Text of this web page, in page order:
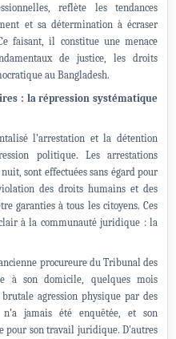
reflète les tendances
et sa détermination à écraser
faisant, il constitue une menace
de justice, les droits
au Bangladesh.
: la répression systématique
l’arrestation et la détention
politique. Les arrestations
sont effectuées sans égard pour
des droits humains et des
garanties à tous les citoyens. Ces
à la communauté juridique : la
procureure du Tribunal des
à son domicile, quelques mois
agression physique par des
jamais été enquêtée, et son
pour son travail juridique. D'autres